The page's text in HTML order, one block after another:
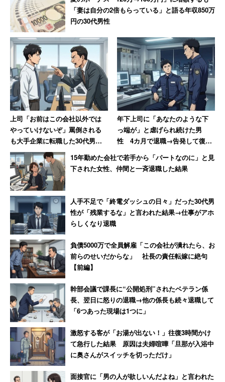
「妻は自分の2倍もらっている」と語る年収850万
円の30代男性
上司「お前はこの会社以外では
やっていけないぞ」罵倒される
も大手企業に転職した30代男
性 一方上司は転職先を「1年足
らず」で退職
年下上司に「あなたのような下
っ端が」と虐げられ続けた男
性 4カ月で退職→告発して復讐
を果たすまで【前編】
15年勤めた会社で若手から「パートなのに」と見
下された女性、仲間と一斉退職した結果
人手不足で「終電ダッシュの日々」だった30代男
性が「残業するな」と言われた結果→仕事がアホ
らしくなり退職
負債5000万で全員解雇「この会社が潰れたら、お
前らのせいだからな」 社長の責任転嫁に絶句
【前編】
幹部会議で課長に“公開処刑”されたベテラン係
長、翌日に怒りの退職→他の係長も続々退職して
「6つあった現場は1つに」
激怒する客が「お湯が出ない！」往復3時間かけ
て急行した結果 原因は夫婦喧嘩「旦那が入浴中
に奥さんがスイッチを切っただけ」
面接官に「男の人が欲しいんだよね」と言われた